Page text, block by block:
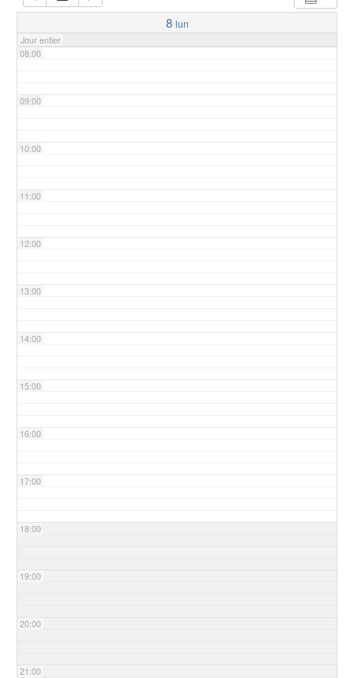
8 lun
Jour entier
07:00
08:00
09:00
10:00
11:00
12:00
13:00
14:00
15:00
16:00
17:00
18:00
19:00
20:00
21:00